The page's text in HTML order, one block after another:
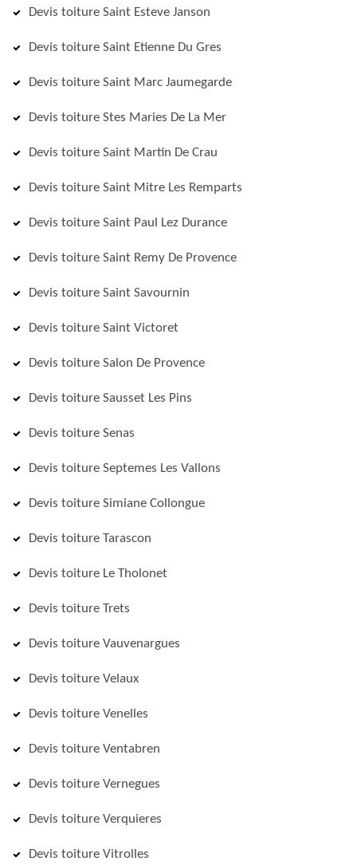
Devis toiture Saint Esteve Janson
Devis toiture Saint Etienne Du Gres
Devis toiture Saint Marc Jaumegarde
Devis toiture Stes Maries De La Mer
Devis toiture Saint Martin De Crau
Devis toiture Saint Mitre Les Remparts
Devis toiture Saint Paul Lez Durance
Devis toiture Saint Remy De Provence
Devis toiture Saint Savournin
Devis toiture Saint Victoret
Devis toiture Salon De Provence
Devis toiture Sausset Les Pins
Devis toiture Senas
Devis toiture Septemes Les Vallons
Devis toiture Simiane Collongue
Devis toiture Tarascon
Devis toiture Le Tholonet
Devis toiture Trets
Devis toiture Vauvenargues
Devis toiture Velaux
Devis toiture Venelles
Devis toiture Ventabren
Devis toiture Vernegues
Devis toiture Verquieres
Devis toiture Vitrolles